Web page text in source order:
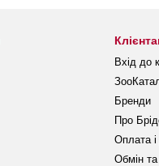
Вхід до
Бренди
Про
Оплата
Обмін